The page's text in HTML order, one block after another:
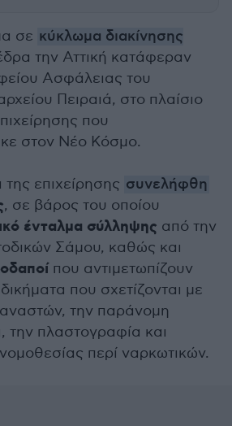
σε κύκλωμα διακίνησης
την Αττική κατάφεραν
Ασφάλειας του
Πειραιά, στο πλαίσιο
που
στον Νέο Κόσμο.
της επιχείρησης συνελήφθη
, σε βάρος του οποίου
ένταλμα σύλληψης από την
Σάμου, καθώς και
που αντιμετωπίζουν
που σχετίζονται με
την παράνομη
την πλαστογραφία και
περί ναρκωτικών.